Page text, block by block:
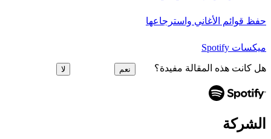
حفظ قوائم الأغاني واسترجاعها
ميكسات Spotify
هل كانت هذه المقالة مفيدة؟ نعم لا
الشركة